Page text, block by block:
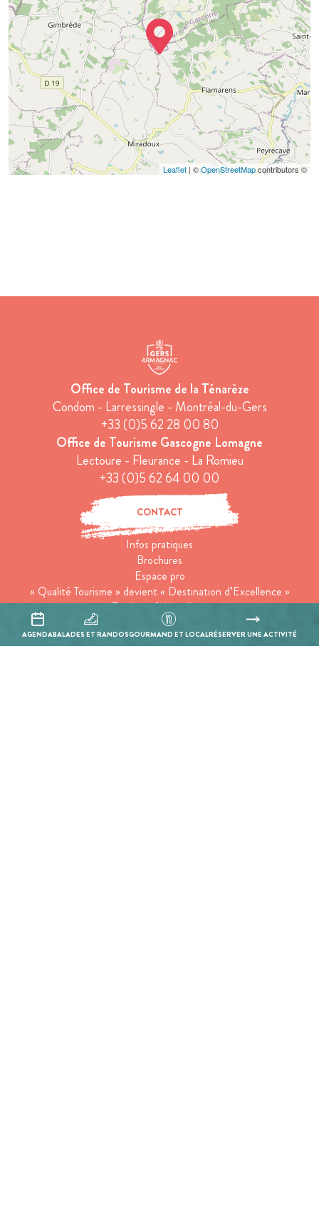
AGENDABALADES ET RANDOSGOURMAND ET LOCALRÉSERVER UNE ACTIVITÉ
Leaflet | ©OpenStreetMapcontributors ©
Office de Tourisme de la Ténarèze
Condom - Larressingle - Montréal-du-Gers
+33 (0)5 62 28 00 80
Office de Tourisme Gascogne Lomagne
Lectoure - Fleurance - La Romieu
+33 (0)5 62 64 00 00
CONTACT
Infos pratiques
Brochures
Espace pro
« Qualité Tourisme » devient « Destination d’Excellence »
Tourisme & Handicap
Tourisme responsable
Groupes